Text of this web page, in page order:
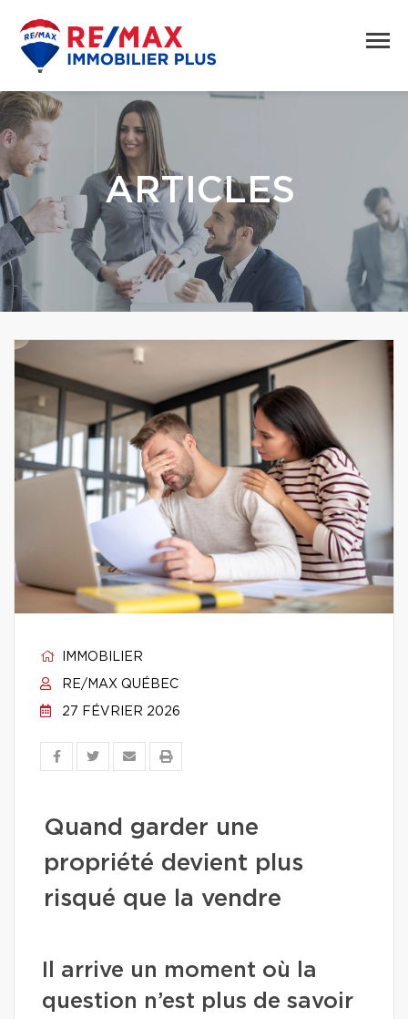
ARTICLES
IMMOBILIER
RE/MAX QUÉBEC
27 FÉVRIER 2026
Quand garder une
propriété devient plus
risqué que la vendre
Il arrive un moment où la
question n’est plus de savoir